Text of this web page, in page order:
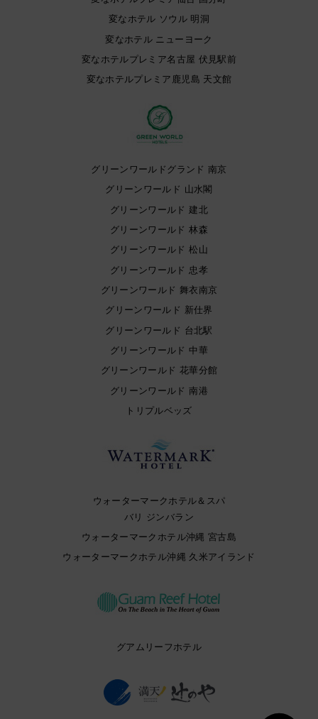
変なホテル ソウル 明洞
変なホテル ニューヨーク
変なホテルプレミア名古屋 伏見駅前
変なホテルプレミア鹿児島 天文館
グリーンワールドグランド 南京
グリーンワールド 山水閣
グリーンワールド 建北
グリーンワールド 林森
グリーンワールド 松山
グリーンワールド 忠孝
グリーンワールド 舞衣南京
グリーンワールド 新仕界
グリーンワールド 台北駅
グリーンワールド 中華
グリーンワールド 花華分館
グリーンワールド 南港
トリプルベッズ
ウォーターマークホテル＆スパ
バリ ジンバラン
ウォーターマークホテル沖縄 宮古島
ウォーターマークホテル沖縄 久米アイランド
グアムリーフホテル